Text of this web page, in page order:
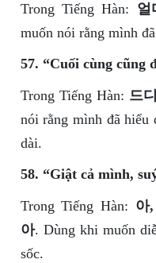
Trong Tiếng Hàn: 얼
muốn nói rằng mình
57. “Cuối cùng cũng
Trong Tiếng Hàn: 드
nói rằng mình đã
dài.
58. “Giật cả mình,
Trong Tiếng Hàn: 아
아. Dùng khi muốn
sốc.